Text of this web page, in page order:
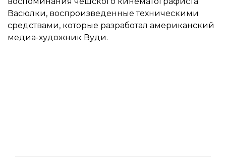
Васюлки, воспроизведенные техническими
средствами, которые разработал американский
медиа-художник Вуди.